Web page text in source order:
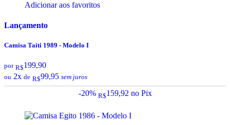
Adicionar aos favoritos
Lançamento
Camisa Taiti 1989 - Modelo I
por R$199,90
ou 2x de R$99,95 sem juros
-20% R$159,92 no Pix